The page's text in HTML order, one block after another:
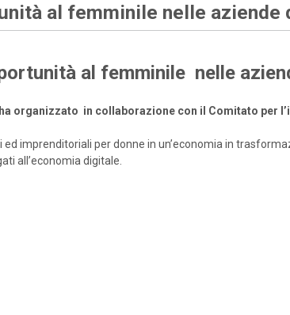
al femminile nelle
al femminile nelle
organizzato in collaborazione con il Comitato per
imprenditoriali per donne in un’economia in
all’economia digitale.